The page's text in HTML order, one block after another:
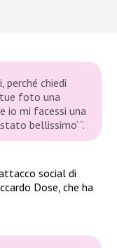
perché chiedi
foto una
io mi facessi una
bellissimo’ “.
social di
Dose, che ha